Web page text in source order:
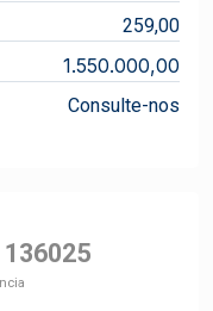
259,00
1.550.000,00
Consulte-nos
136025